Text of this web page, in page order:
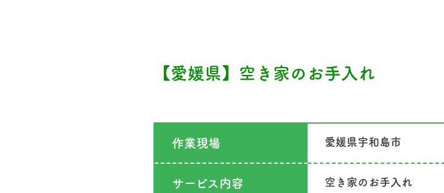
【愛媛県】空き家のお手入れ
作業現場 愛媛県宇和島市
サービス内容 空き家のお手入れ